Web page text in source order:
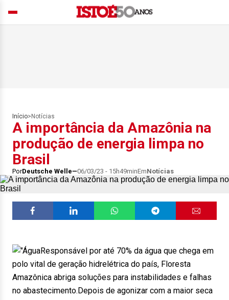
Início> Notícias
A importância da Amazônia na
produção de energia limpa no
Brasil
PorDeutsche Welle 06/03/23 - 15h49minEmNotícias
Responsável por até 70% da água que chega em
polo vital de geração hidrelétrica do país, Floresta
Amazônica abriga soluções para instabilidades e falhas
no abastecimento.Depois de agonizar com a maior seca